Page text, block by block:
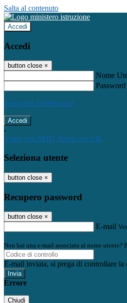
Salta al contenuto
Accedi
Accedi
button close ×
Nome
Password
Password dimenticata?
-
Entra con SPID Entra con CIE
Seleziona utente
button close ×
Recupero password
button close ×
E-mail
Non hai una e-mail associata al nome utente?
E-mail inviata, si prega di controllare la
Errore
Chiudi